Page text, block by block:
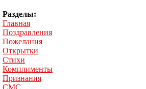
Разделы:
Главная
Поздравления
Пожелания
Открытки
Стихи
Комплименты
Признания
СМС